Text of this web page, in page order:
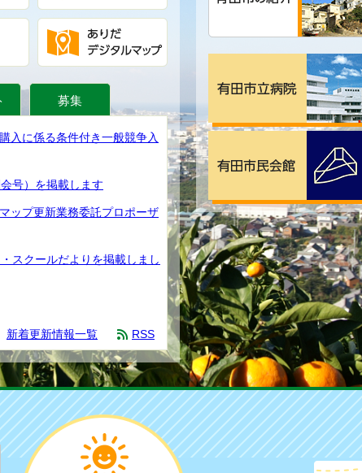
募集
入に係る条件付き一般競争入
号）を掲載します
ップ更新業務委託プロポーザ
スクールだよりを掲載しまし
新着更新情報一覧 RSS